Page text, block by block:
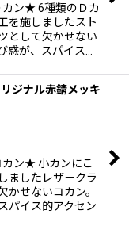
ン★ 6種類のＤカ
を施しましたスト
として欠かせない
感が、スパイス…
ジナル赤錆メッキ
ン★ 小カンにこ
ましたレザークラ
かせないコカン。
パイス的アクセン